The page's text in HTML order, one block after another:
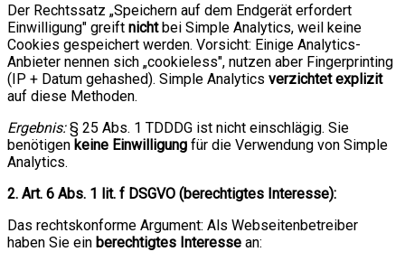
Der Rechtssatz „Speichern auf dem Endgerät erfordert
Einwilligung" greift nichtbei Simple Analytics, weil keine
Cookies gespeichert werden. Vorsicht: Einige Analytics-
Anbieter nennen sich „cookieless", nutzen aber Fingerprinting
(IP + Datum gehashed). Simple Analytics verzichtet explizit
auf diese Methoden.
Ergebnis:§ 25 Abs. 1 TDDDG ist nicht einschlägig. Sie
benötigen keine Einwilligung für die Verwendung von Simple
Analytics.
2. Art. 6 Abs. 1 lit. f DSGVO (berechtigtes Interesse):
Das rechtskonforme Argument: Als Webseitenbetreiber
haben Sie ein berechtigtes Interesse an: